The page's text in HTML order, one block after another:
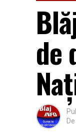
de
De